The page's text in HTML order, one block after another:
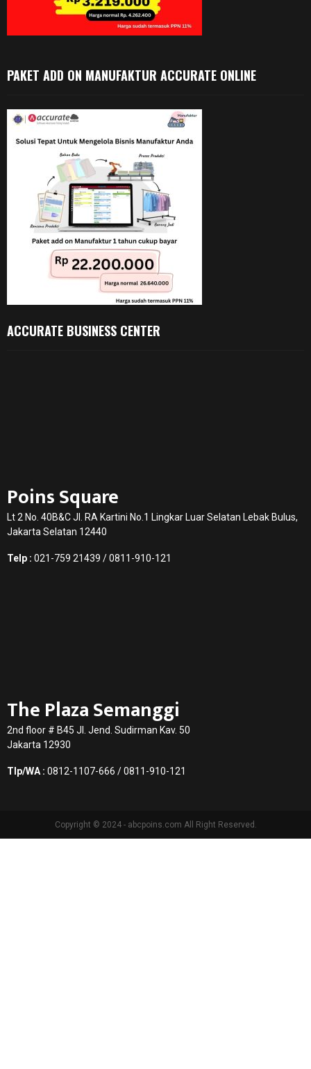
PAKET ADD ON MANUFAKTUR ACCURATE ONLINE
ACCURATE BUSINESS CENTER
Poins Square
Lt 2 No. 40B&C Jl. RA Kartini No.1 Lingkar Luar Selatan Lebak Bulus,
Jakarta Selatan 12440
Telp : 021-759 21439 / 0811-910-121
The Plaza Semanggi
2nd floor # B45 Jl. Jend. Sudirman Kav. 50
Jakarta 12930
Tlp/WA : 0812-1107-666 / 0811-910-121
Copyright © 2024 - abcpoins.com All Right Reserved.